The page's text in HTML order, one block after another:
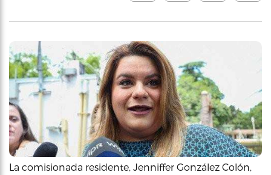
La comisionada residente, Jenniffer González Colón,